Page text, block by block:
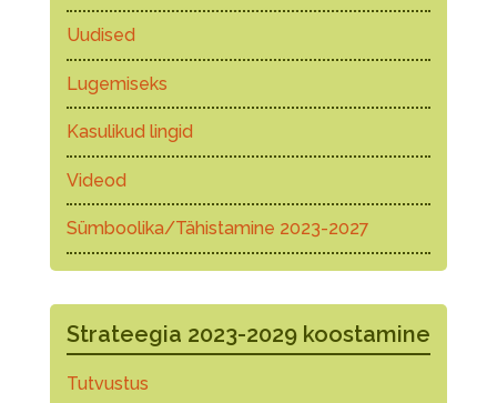
Uudised
Lugemiseks
Kasulikud lingid
Videod
Sümboolika/Tähistamine 2023-2027
Strateegia 2023-2029 koostamine
Tutvustus